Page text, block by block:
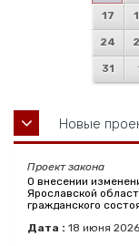
17
24
31
Новые
Проект закона
О внесении
Ярославской
гражданского
Дата : 18 июня 2026